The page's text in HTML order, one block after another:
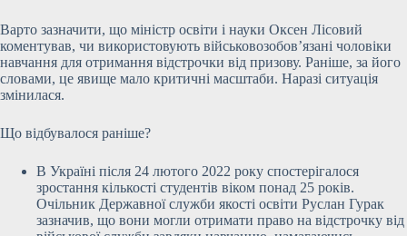
Варто зазначити, що міністр освіти і науки Оксен Лісовий
коментував, чи використовують військовозобов’язані чоловіки
навчання для отримання відстрочки від призову. Раніше, за його
словами, це явище мало критичні масштаби. Наразі ситуація
змінилася.
Що відбувалося раніше?
В Україні після 24 лютого 2022 року спостерігалося
зростання кількості студентів віком понад 25 років.
Очільник Державної служби якості освіти Руслан Гурак
зазначив, що вони могли отримати право на відстрочку від